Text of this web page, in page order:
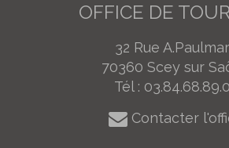
OFFICE DE
32 Rue
70360 Scey sur
Tél :
Contacter